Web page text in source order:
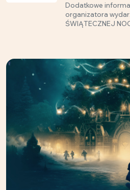
Dodatkowe
organizatora
ŚWIĄTECZNEJ